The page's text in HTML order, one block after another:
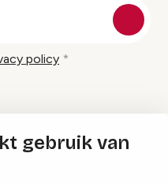
gebruik van
policy
Magazine